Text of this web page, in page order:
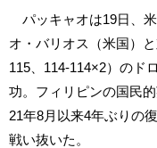
パッキャオは19日、
オ・バリオス（米国）
115、114-114×2）のド
功。フィリピンの国民
21年8月以来4年ぶりの
戦い抜いた。